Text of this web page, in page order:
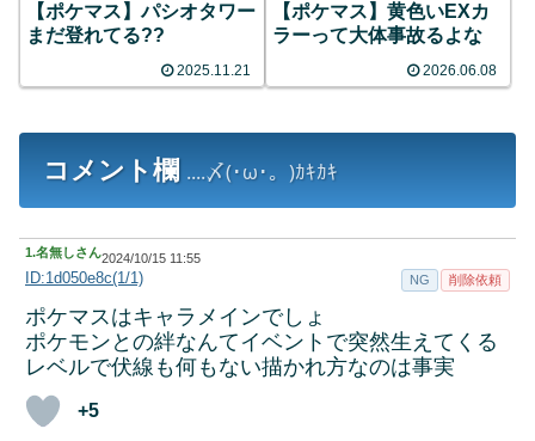
【ポケマス】パシオタワー
まだ登れてる??
2025.11.21
【ポケマス】黄色いEXカ
ラーって大体事故るよな
2026.06.08
コメント欄 ....〆(･ω･。)ｶｷｶｷ
1.名無しさん2024/10/15 11:55
ID:1d050e8c(1/1) NG 削除依頼
ポケマスはキャラメインでしょ
ポケモンとの絆なんてイベントで突然生えてくる
レベルで伏線も何もない描かれ方なのは事実
+5